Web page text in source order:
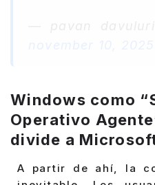
Windows como
Operativo
divide a
A partir de ahí, la